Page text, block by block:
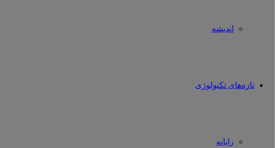
اندیشه
تازه‌های تکنولوژی
رایانه